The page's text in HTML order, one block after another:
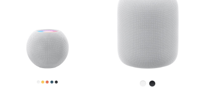
了
解
HomePod<